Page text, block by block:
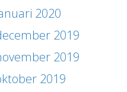
2020
2019
2019
2019